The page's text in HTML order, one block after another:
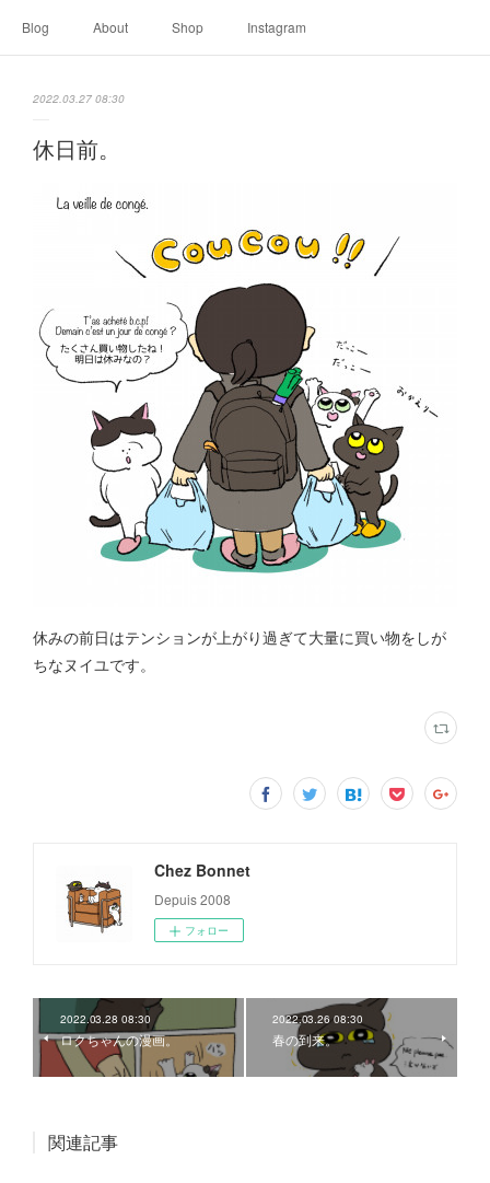
Blog About Shop Instagram
2022.03.27 08:30
休日前。
休みの前日はテンションが上がり過ぎて大量に買い物をしが
ちなヌイユです。
Chez Bonnet
Depuis 2008
フォロー
2022.03.28 08:30
ロクちゃんの漫画。
2022.03.26 08:30
春の到来。
関連記事